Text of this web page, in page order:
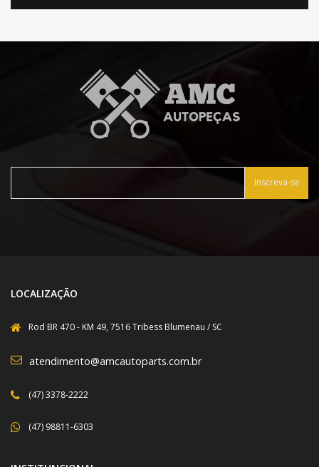
Inscreva-se
LOCALIZAÇÃO
Rod BR 470 - KM 49, 7516 Tribess Blumenau / SC
atendimento@amcautoparts.com.br
(47) 3378-2222
(47) 98811-6303